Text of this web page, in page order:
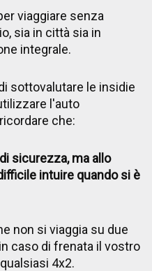
viaggiare senza
sia in città sia in
integrale.
sottovalutare le insidie
l'auto
che:
sicurezza, ma allo
intuire quando si è
non si viaggia su due
caso di frenata il vostro
4x2.